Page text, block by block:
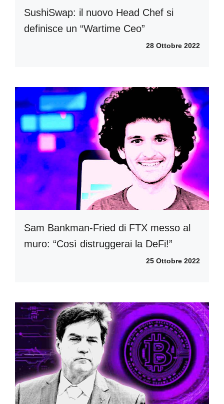
SushiSwap: il nuovo Head Chef si
definisce un “Wartime Ceo”
28 Ottobre 2022
Sam Bankman-Fried di FTX messo al
muro: “Così distruggerai la DeFi!”
25 Ottobre 2022